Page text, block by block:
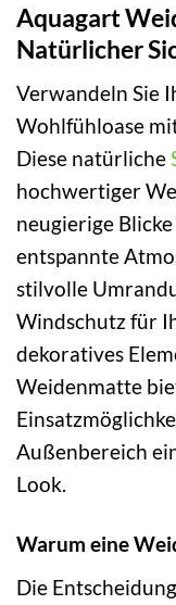
Aquagart
Natürlicher
Verwandeln Sie
Wohlfühloase
Diese natürliche
hochwertiger
neugierige
entspannte
stilvolle
Windschutz für
dekoratives
Weidenmatte
Außenbereich
Look.
Warum eine
Die